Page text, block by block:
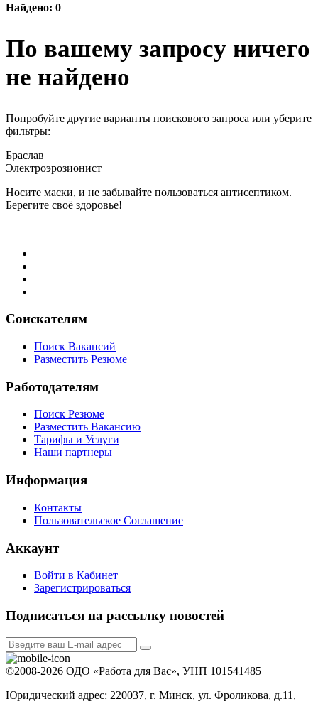
Найдено: 0
По вашему запросу ничего
не найдено
Попробуйте другие варианты поискового запроса или уберите
фильтры:
Браслав
Электроэрозионист
Носите маски, и не забывайте пользоваться антисептиком.
Берегите своё здоровье!
Соискателям
Поиск Вакансий
Разместить Резюме
Работодателям
Поиск Резюме
Разместить Вакансию
Тарифы и Услуги
Наши партнеры
Информация
Контакты
Пользовательское Соглашение
Аккаунт
Войти в Кабинет
Зарегистрироваться
Подписаться на рассылку новостей
©2008-2026 ОДО «Работа для Вас», УНП 101541485
Юридический адрес: 220037, г. Минск, ул. Фроликова, д.11,